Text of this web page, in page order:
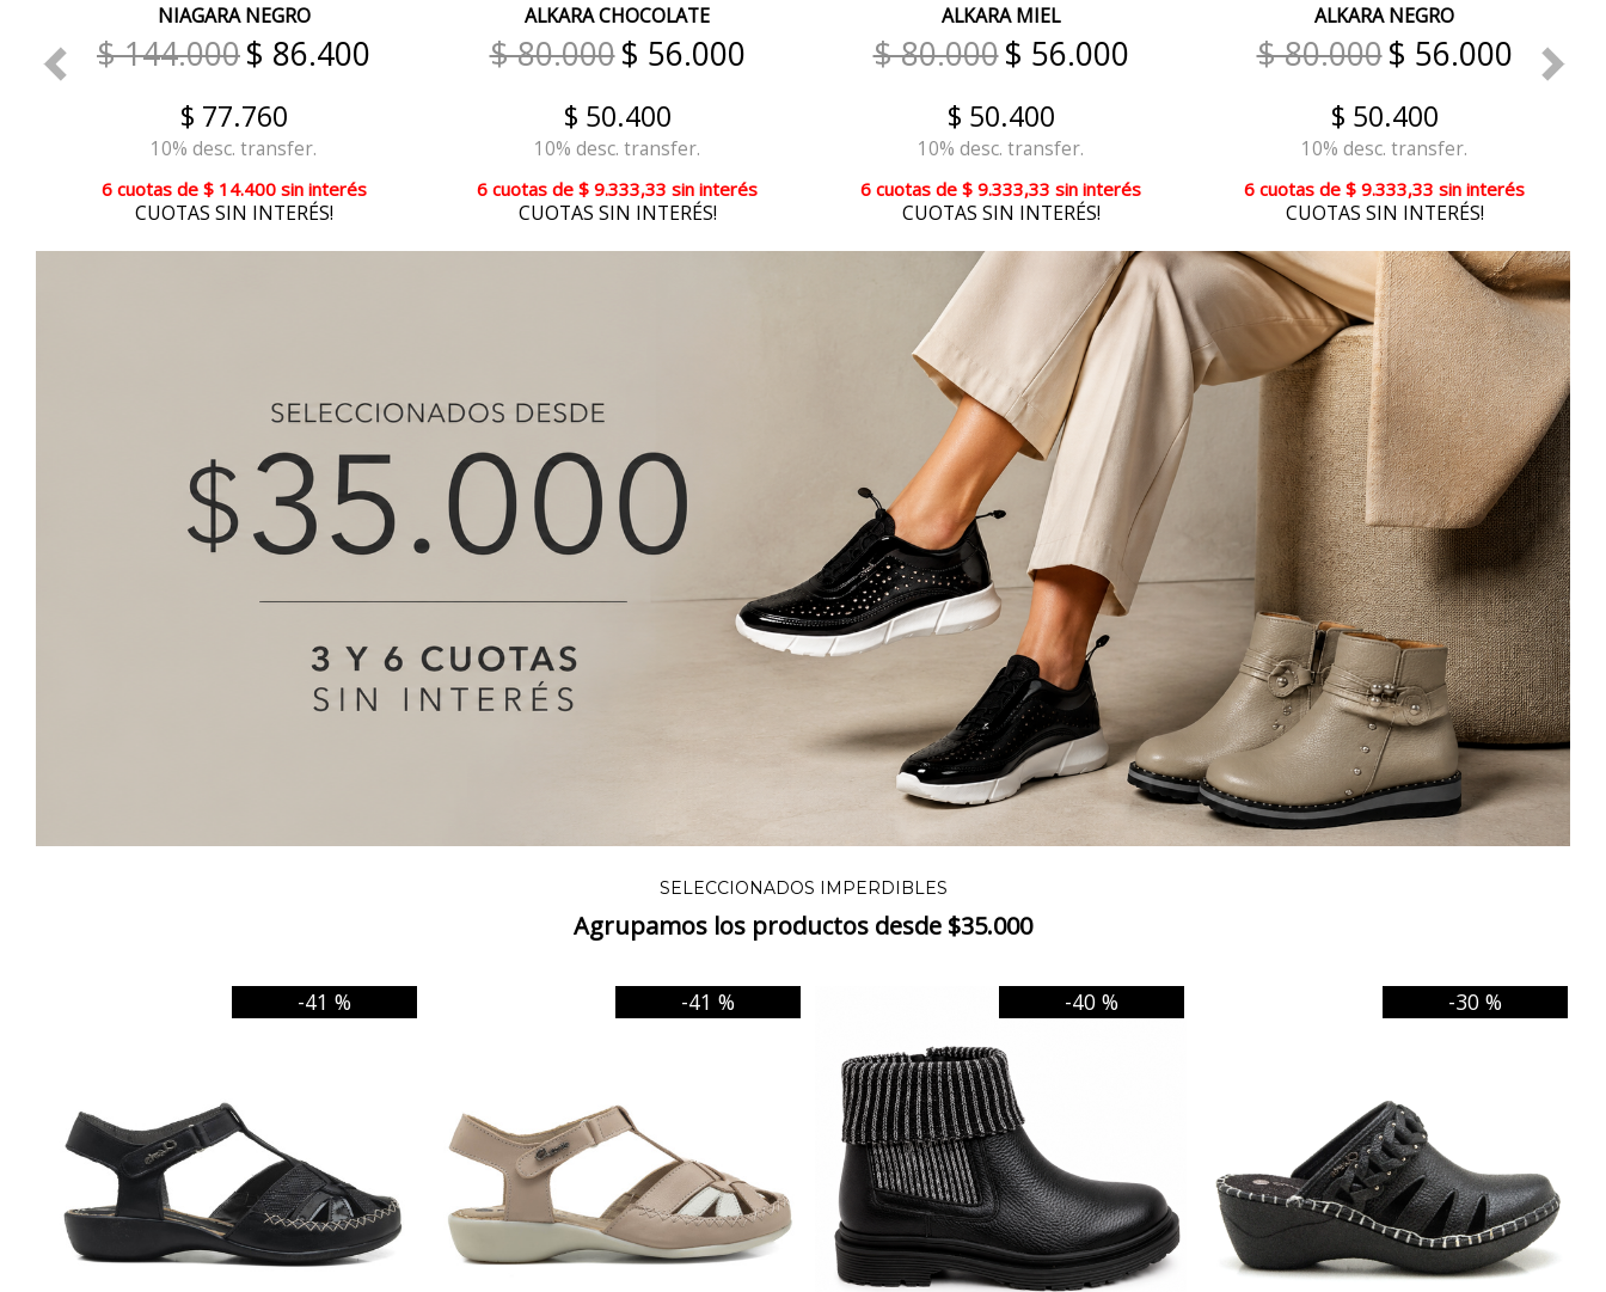
NIAGARA NEGRO
$ 144.000$ 86.400
$ 77.760
10% desc. transfer.
6 cuotasde $ 14.400sin interés
CUOTAS SIN INTERÉS!
ALKARA CHOCOLATE
$ 80.000$ 56.000
$ 50.400
10% desc. transfer.
6 cuotas de $ 9.333,33 sin interés
CUOTAS SIN INTERÉS!
ALKARA MIEL
$ 80.000$ 56.000
$ 50.400
10% desc. transfer.
6 cuotas de $ 9.333,33 sin interés
CUOTAS SIN INTERÉS!
ALKARA NEGRO
$ 80.000$ 56.000
$ 50.400
10% desc. transfer.
6 cuotas de $ 9.333,33 sin interés
CUOTAS SIN INTERÉS!
SELECCIONADOS IMPERDIBLES
Agrupamos los productos desde $35.000
-41 % -41 % -40 % -30 %